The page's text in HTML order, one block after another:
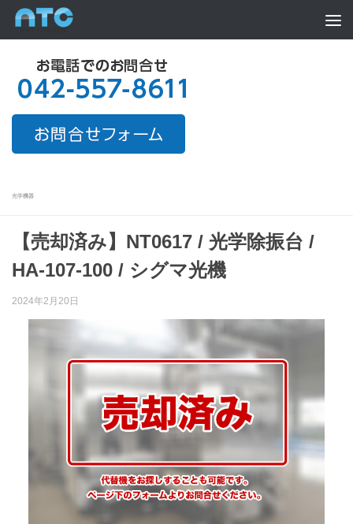
Skip to content
光学機器
【売却済み】NT0617 / 光学除振台 /
HA-107-100 / シグマ光機
2024年2月20日